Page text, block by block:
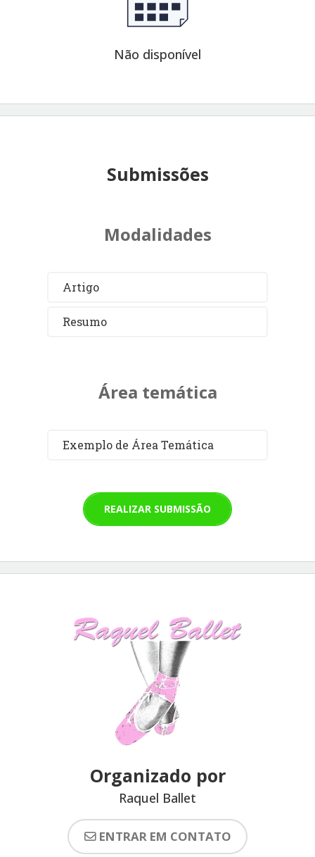
Não disponível
Submissões
Modalidades
Artigo
Resumo
Área temática
Exemplo de Área Temática
REALIZAR SUBMISSÃO
Organizado por
Raquel Ballet
ENTRAR EM CONTATO